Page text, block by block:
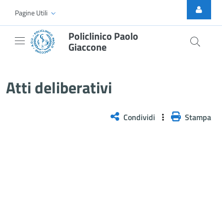
Skip to Main Content
Pagine Utili
Policlinico Paolo
Giaccone
Atti deliberativi
Condividi Stampa